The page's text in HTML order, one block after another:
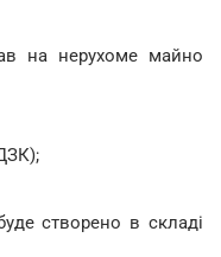
на нерухоме майно
створено в складі